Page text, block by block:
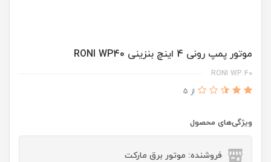
موتور پمپ رونی 4 اینچ بنزینی RONI WP40
RONI WP 40
از 5
ویژگی‌های محصول
فروشنده: موتور برق مارکت